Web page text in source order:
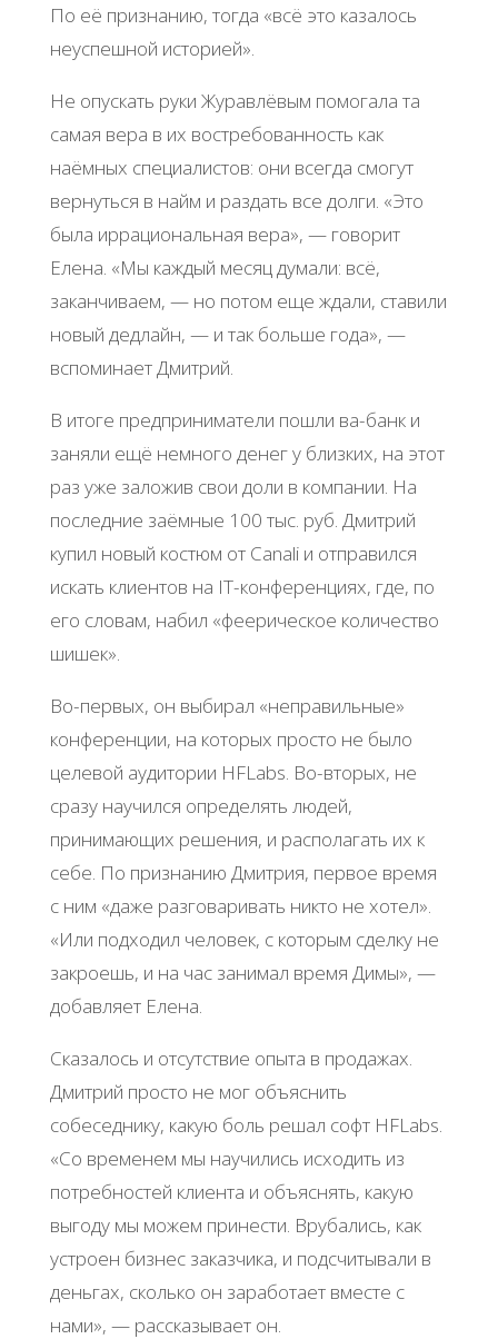
По её признанию, тогда «всё это казалось
неуспешной историей».
Не опускать руки Журавлёвым помогала та
самая вера в их востребованность как
наёмных специалистов: они всегда смогут
вернуться в найм и раздать все долги. «Это
была иррациональная вера», — говорит
Елена. «Мы каждый месяц думали: всё,
заканчиваем, — но потом еще ждали, ставили
новый дедлайн, — и так больше года», —
вспоминает Дмитрий.
В итоге предприниматели пошли ва-банк и
заняли ещё немного денег у близких, на этот
раз уже заложив свои доли в компании. На
последние заёмные 100 тыс. руб. Дмитрий
купил новый костюм от Canali и отправился
искать клиентов на IT-конференциях, где, по
его словам, набил «феерическое количество
шишек».
Во-первых, он выбирал «неправильные»
конференции, на которых просто не было
целевой аудитории HFLabs. Во-вторых, не
сразу научился определять людей,
принимающих решения, и располагать их к
себе. По признанию Дмитрия, первое время
с ним «даже разговаривать никто не хотел».
«Или подходил человек, с которым сделку не
закроешь, и на час занимал время Димы», —
добавляет Елена.
Сказалось и отсутствие опыта в продажах.
Дмитрий просто не мог объяснить
собеседнику, какую боль решал софт HFLabs.
«Со временем мы научились исходить из
потребностей клиента и объяснять, какую
выгоду мы можем принести. Врубались, как
устроен бизнес заказчика, и подсчитывали в
деньгах, сколько он заработает вместе с
нами», — рассказывает он.